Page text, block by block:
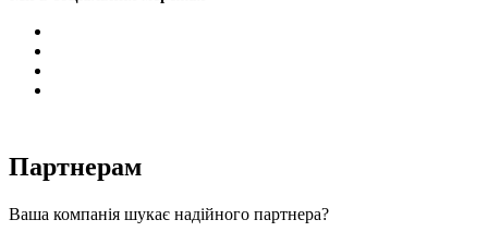
Партнерам
Ваша компанія шукає надійного партнера?